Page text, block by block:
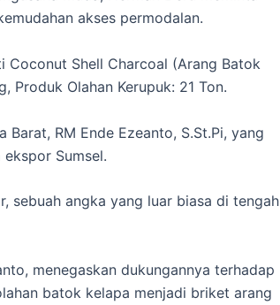
akses permodalan.
Shell Charcoal (Arang Batok
Produk Olahan Kerupuk: 21 Ton.
Barat, RM Ende Ezeanto, S.St.Pi, yang
Sumsel.
sebuah angka yang luar biasa di tengah
menegaskan dukungannya terhadap
batok kelapa menjadi briket arang